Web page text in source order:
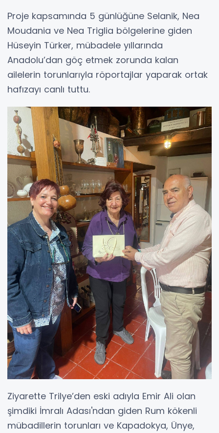
Proje kapsamında 5 günlüğüne Selanik, Nea
Moudania ve Nea Triglia bölgelerine giden
Hüseyin Türker, mübadele yıllarında
Anadolu’dan göç etmek zorunda kalan
ailelerin torunlarıyla röportajlar yaparak ortak
hafızayı canlı tuttu.
Ziyarette Trilye’den eski adıyla Emir Ali olan
şimdiki İmralı Adası'ndan giden Rum kökenli
mübadillerin torunları ve Kapadokya, Ünye,